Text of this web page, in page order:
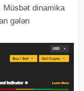
Müsbət dinamika
gələn